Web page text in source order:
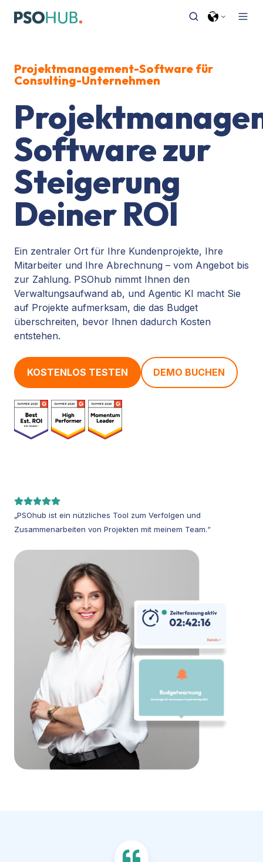
Projektmanagement-Software für
Consulting-Unternehmen
Software zur
Steigerung
Deiner ROI
Ein zentraler Ort für Ihre Kundenprojekte, Ihre
Mitarbeiter und Ihre Abrechnung – vom Angebot bis
zur Zahlung. PSOhub nimmt Ihnen den
Verwaltungsaufwand ab, und Agentic KI macht Sie
auf Projekte aufmerksam, die das Budget
überschreiten, bevor Ihnen dadurch Kosten
entstehen.
KOSTENLOS TESTEN DEMO BUCHEN
„PSOhub ist ein nützliches Tool zum Verfolgen und
Zusammenarbeiten von Projekten mit meinem Team.“